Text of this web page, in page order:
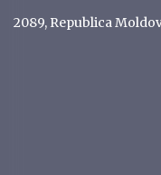
2089, Republica